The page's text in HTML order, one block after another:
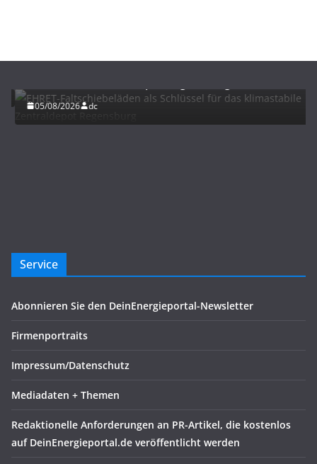
05/08/2026 dc
Service
Abonnieren Sie den DeinEnergieportal-Newsletter
Firmenportraits
Impressum/Datenschutz
Mediadaten + Themen
Redaktionelle Anforderungen an PR-Artikel, die kostenlos
auf DeinEnergieportal.de veröffentlicht werden